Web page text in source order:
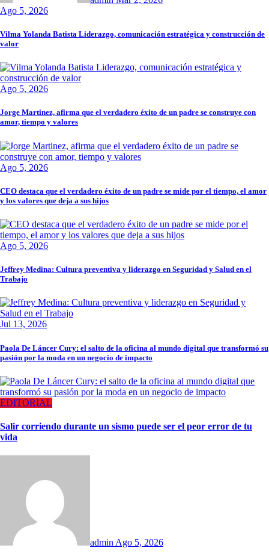
Ago 5, 2026
Vilma Yolanda Batista Liderazgo, comunicación estratégica y construcción de
valor
Ago 5, 2026
Jorge Martinez, afirma que el verdadero éxito de un padre se construye con
amor, tiempo y valores
Ago 5, 2026
CEO destaca que el verdadero éxito de un padre se mide por el tiempo, el amor
y los valores que deja a sus hijos
Ago 5, 2026
Jeffrey Medina: Cultura preventiva y liderazgo en Seguridad y Salud en el
Trabajo
Jul 13, 2026
Paola De Láncer Cury: el salto de la oficina al mundo digital que transformó su
pasión por la moda en un negocio de impacto
EDITORIAL
Salir corriendo durante un sismo puede ser el peor error de tu
vida
admin Ago 5, 2026